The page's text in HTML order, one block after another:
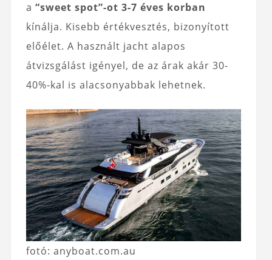
a “sweet spot”-ot 3-7 éves korban
kínálja. Kisebb értékvesztés, bizonyított
előélet. A használt jacht alapos
átvizsgálást igényel, de az árak akár 30-
40%-kal is alacsonyabbak lehetnek.
fotó: anyboat.com.au